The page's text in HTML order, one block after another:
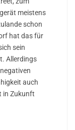
meistens
schon
hat das für
sein
Allerdings
auch
in Zukunft